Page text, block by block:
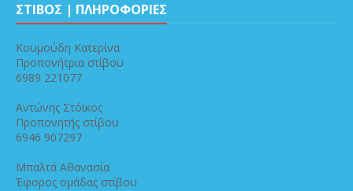
ΣΤΙΒΟΣ | ΠΛΗΡΟΦΟΡΙΕΣ
Κουμούδη Κατερίνα
Προπονήτρια στίβου
6989 221077
Αντώνης Στόϊκος
Προπονητής στίβου
6946 907297
Μπαλτά Αθανασία
Έφορος ομάδας στίβου